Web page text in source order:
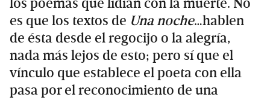
los poemas que lidian con la muerte. No
es que los textos de Una noche…hablen
de ésta desde el regocijo o la alegría,
nada más lejos de esto; pero sí que el
vínculo que establece el poeta con ella
pasa por el reconocimiento de una